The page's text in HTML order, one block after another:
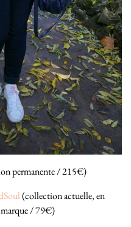
permanente / 215€)
(collection actuelle, en
marque / 79€)